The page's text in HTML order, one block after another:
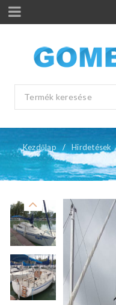
Kezdőlap / Hirdetések